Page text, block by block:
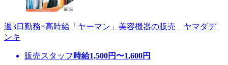
週3日勤務×高時給「ヤーマン」美容機器の販売 ヤマダデ
ンキ
販売スタッフ 時給1,500円〜1,600円